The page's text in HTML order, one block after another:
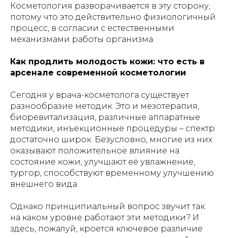
Косметология разворачивается в эту сторону,
потому что это действительно физиологичный
процесс, в согласии с естественными
механизмами работы организма.
Как продлить молодость кожи: что есть в
арсенале современной косметологии
Сегодня у врача-косметолога существует
разнообразие методик. Это и мезотерапия,
биоревитализация, различные аппаратные
методики, инъекционные процедуры – спектр
достаточно широк. Безусловно, многие из них
оказывают положительное влияние на
состояние кожи, улучшают её увлажнение,
тургор, способствуют временному улучшению
внешнего вида.
Однако принципиальный вопрос звучит так:
на каком уровне работают эти методики? И
здесь, пожалуй, кроется ключевое различие